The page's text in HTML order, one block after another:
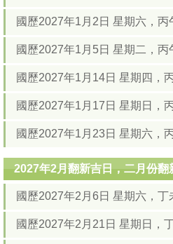
國歷2027年1月2日 星期六，
國歷2027年1月5日 星期二，
國歷2027年1月14日 星期四，
國歷2027年1月17日 星期日，
國歷2027年1月23日 星期六，
2027年2月翻新吉日，二月份翻
國歷2027年2月6日 星期六，丁
國歷2027年2月21日 星期日，